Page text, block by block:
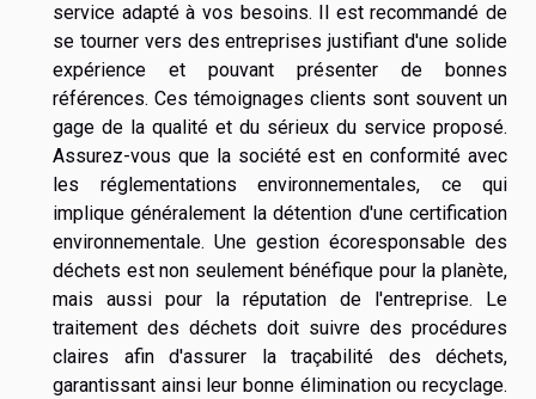
service adapté à vos besoins. Il est recommandé de
se tourner vers des entreprises justifiant d'une solide
expérience et pouvant présenter de bonnes
références. Ces témoignages clients sont souvent un
gage de la qualité et du sérieux du service proposé.
Assurez-vous que la société est en conformité avec
les réglementations environnementales, ce qui
implique généralement la détention d'une certification
environnementale. Une gestion écoresponsable des
déchets est non seulement bénéfique pour la planète,
mais aussi pour la réputation de l'entreprise. Le
traitement des déchets doit suivre des procédures
claires afin d'assurer la traçabilité des déchets,
garantissant ainsi leur bonne élimination ou recyclage.